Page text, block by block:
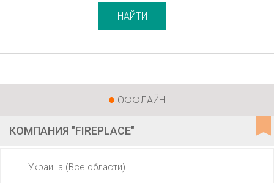
НАЙТИ
ОФФЛАЙН
КОМПАНИЯ "FIREPLACE"
Украина (Все области)